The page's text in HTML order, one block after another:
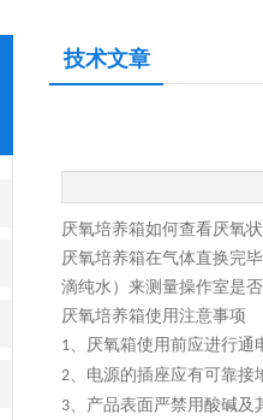
技术文章
厌氧培养箱如何查看厌氧
厌氧培养箱在气体直换完
滴纯水）来测量操作室是
厌氧培养箱使用注意事项
1、厌氧箱使用前应进行通
2、电源的插座应有可靠接
3、产品表面严禁用酸碱